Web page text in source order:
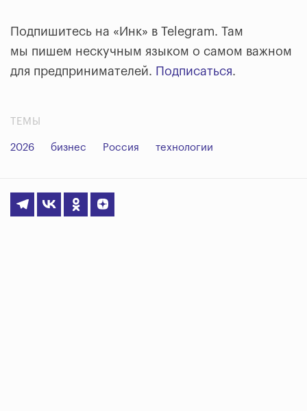
Подпишитесь на «Инк» в Telegram. Там
мы пишем нескучным языком о самом важном
для предпринимателей. Подписаться.
ТЕМЫ
2026 бизнес Россия технологии